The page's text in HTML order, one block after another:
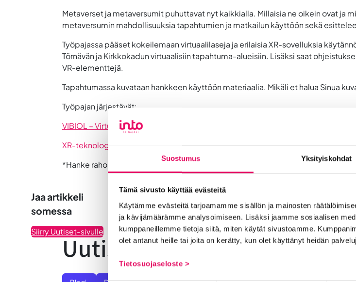
Suostumus Yksityiskohdat
Tämä sivusto käyttää evästeitä
Käytämme evästeitä tarjoamamme sisällön ja mainosten
ja kävijämäärämme analysoimiseen. Lisäksi jaamme sosiaalisen
kumppaneillemme tietoja siitä, miten käytät sivustoamme.
olet antanut heille tai joita on kerätty, kun olet käyttänyt heidän
Tietosuojaseloste >
Metaverset ja metaversumit puhuttavat nyt kaikkialla. Millaisia ne oikein ovat ja
metaversumin mahdollisuuksia tapahtumien ja matkailun käyttöön sekä
Työpajassa pääset kokeilemaan virtuaalilaseja ja erilaisia XR-sovelluksia
Törnävän ja Kirkkokadun virtuaalisiin tapahtuma-alueisiin. Lisäksi saat
VR-elementtejä.
Tapahtumassa kuvataan hankkeen käyttöön materiaalia. Mikäli et halua Sinua
Työpajanjärjestävät:
VIBIOL – Virtuaalitapahtumista uutta liiketoimintaa Etelä-Pohjanmaalle
XR-teknologiat osana matkailijan asiakaspolkua*
*Hanke rahoitetaan REACT-EU-välineen määrärahoista osana Euroopan
Jaa artikkeli
somessa
Siirry Uutiset-sivulle
Uutiskategoriat